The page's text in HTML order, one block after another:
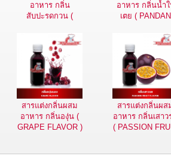
อาหาร กลิ่น
สับปะรดกวน (
FLAVOR )
อาหาร กลิ่นน้ำ
เตย ( PANDAN
สารแต่งกลิ่นผสม
อาหาร กลิ่นองุ่น (
GRAPE FLAVOR )
สารแต่งกลิ่นผส
อาหาร กลิ่นเสาว
( PASSION